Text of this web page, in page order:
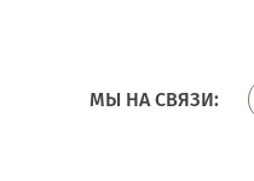
МЫ НА СВЯЗИ: